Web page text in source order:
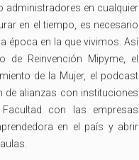
administradores en cualquier
en el tiempo, es necesario
época en la que vivimos. Así
Reinvención Mipyme, el
de la Mujer, el podcast
de alianzas con instituciones
con las empresas
en el país y abrir